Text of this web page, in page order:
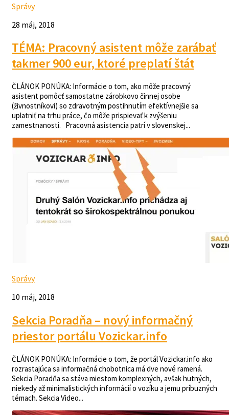
Správy
28 máj, 2018
TÉMA: Pracovný asistent môže zarábať
takmer 900 eur, ktoré preplatí štát
ČLÁNOK PONÚKA: Informácie o tom, ako môže pracovný
asistent pomôcť samostatne zárobkovo činnej osobe
(živnostníkovi) so zdravotným postihnutím efektívnejšie sa
uplatniť na trhu práce, čo môže prispievať k zvýšeniu
zamestnanosti. Pracovná asistencia patrí v slovenskej...
Správy
10 máj, 2018
Sekcia Poradňa – nový informačný
priestor portálu Vozickar.info
ČLÁNOK PONÚKA: Informácie o tom, že portál Vozickar.info ako
rozrastajúca sa informačná chobotnica má dve nové ramená.
Sekcia Poradňa sa stáva miestom komplexných, avšak hutných,
niekedy až minimalistických informácií o vozíku a jemu príbuzných
témach. Sekcia Video...